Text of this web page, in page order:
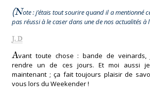
(Note : j’étais tout sourire quand il a mentionné
pas réussi à le caser dans une de nos actualités à
J. D
Avant toute chose : bande de veinards,
rendre un de ces jours. Et moi aussi
maintenant ; ça fait toujours plaisir de
vous lors du Weekender !